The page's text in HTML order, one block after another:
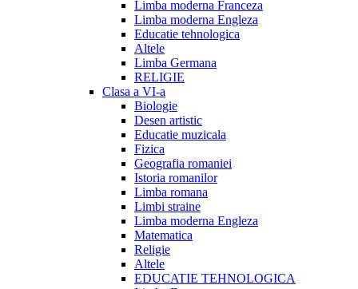
Limba moderna Franceza
Limba moderna Engleza
Educatie tehnologica
Altele
Limba Germana
RELIGIE
Clasa a VI-a
Biologie
Desen artistic
Educatie muzicala
Fizica
Geografia romaniei
Istoria romanilor
Limba romana
Limbi straine
Limba moderna Engleza
Matematica
Religie
Altele
EDUCATIE TEHNOLOGICA